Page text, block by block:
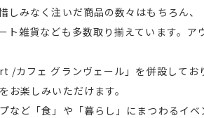
しみなく注いだ商品の数々はもちろん
ト雑貨なども多数取り揃えています。
カフェ グランヴェール」を併設してお
お楽しみいただけます。
など「食」や「暮らし」にまつわるイ